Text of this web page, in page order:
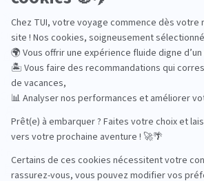
Circuits privés
City Trips